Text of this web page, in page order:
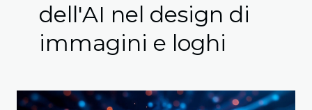
dell'AI nel design di
immagini e loghi